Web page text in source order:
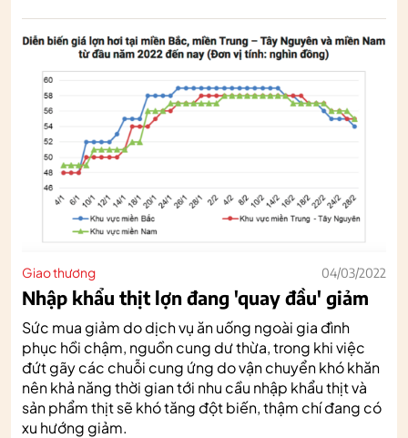
Giao thương 04/03/2022
Nhập khẩu thịt lợn đang 'quay đầu' giảm
Sức mua giảm do dịch vụ ăn uống ngoài gia đình
phục hồi chậm, nguồn cung dư thừa, trong khi việc
đứt gãy các chuỗi cung ứng do vận chuyển khó khăn
nên khả năng thời gian tới nhu cầu nhập khẩu thịt và
sản phẩm thịt sẽ khó tăng đột biến, thậm chí đang có
xu hướng giảm.